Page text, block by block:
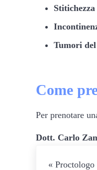
Tumori
Come
Per prenotare
Dott. Carlo
«